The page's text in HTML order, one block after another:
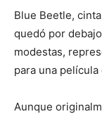
Blue Beetle,
quedó por
modestas,
para una película
Aunque